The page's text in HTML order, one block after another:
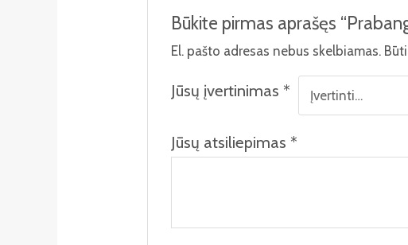
Būkite pirmas aprašęs
El. pašto adresas nebus skelbiamas.
Jūsų įvertinimas *
Jūsų atsiliepimas *